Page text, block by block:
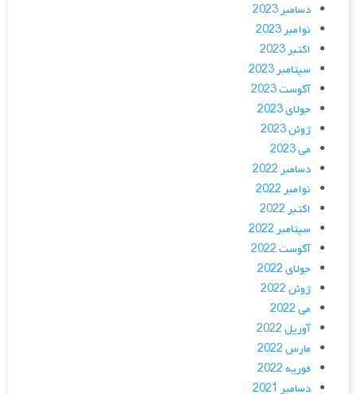
دسامبر 2023
نوامبر 2023
اکتبر 2023
سپتامبر 2023
آگوست 2023
جولای 2023
ژوئن 2023
می 2023
دسامبر 2022
نوامبر 2022
اکتبر 2022
سپتامبر 2022
آگوست 2022
جولای 2022
ژوئن 2022
می 2022
آوریل 2022
مارس 2022
فوریه 2022
دسامبر 2021